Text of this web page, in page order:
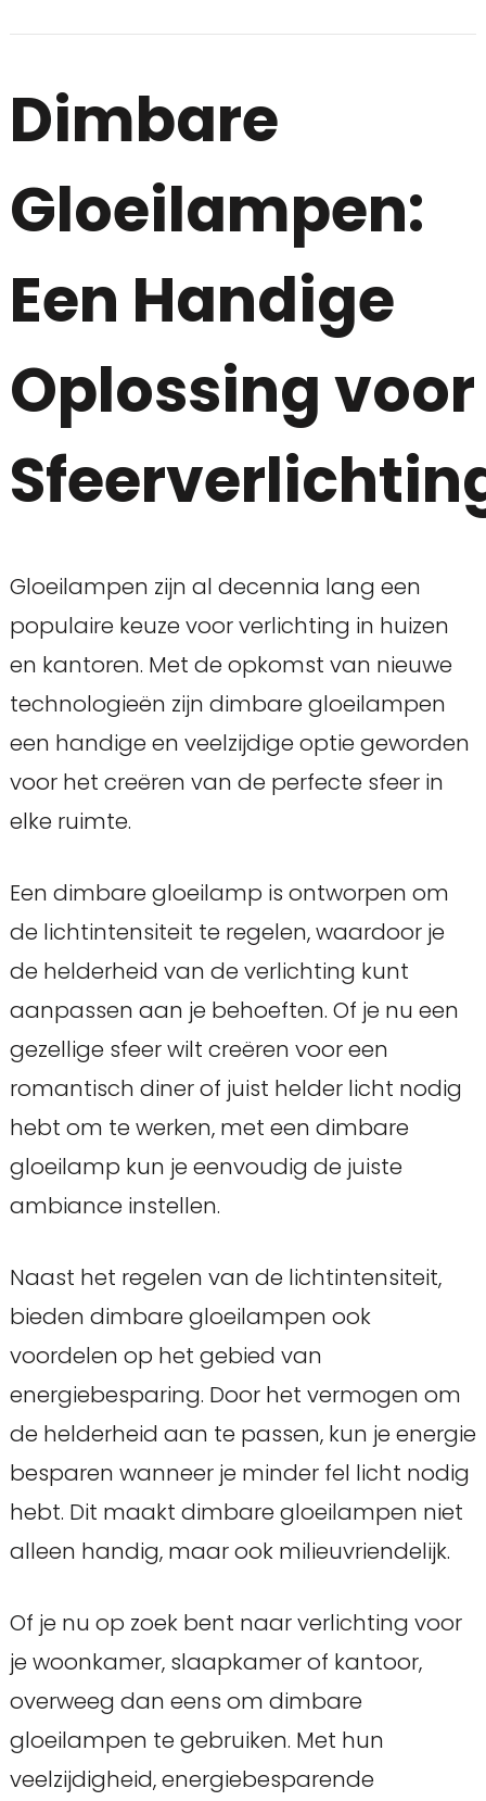
Dimbare
Gloeilampen:
Een Handige
Oplossing voor
Gloeilampen zijn al decennia lang een
populaire keuze voor verlichting in huizen
en kantoren. Met de opkomst van nieuwe
technologieën zijn dimbare gloeilampen
een handige en veelzijdige optie geworden
voor het creëren van de perfecte sfeer in
elke ruimte.
Een dimbare gloeilamp is ontworpen om
de lichtintensiteit te regelen, waardoor je
de helderheid van de verlichting kunt
aanpassen aan je behoeften. Of je nu een
gezellige sfeer wilt creëren voor een
romantisch diner of juist helder licht nodig
hebt om te werken, met een dimbare
gloeilamp kun je eenvoudig de juiste
ambiance instellen.
Naast het regelen van de lichtintensiteit,
bieden dimbare gloeilampen ook
voordelen op het gebied van
energiebesparing. Door het vermogen om
de helderheid aan te passen, kun je energie
besparen wanneer je minder fel licht nodig
hebt. Dit maakt dimbare gloeilampen niet
alleen handig, maar ook milieuvriendelijk.
Of je nu op zoek bent naar verlichting voor
je woonkamer, slaapkamer of kantoor,
overweeg dan eens om dimbare
gloeilampen te gebruiken. Met hun
veelzijdigheid, energiebesparende